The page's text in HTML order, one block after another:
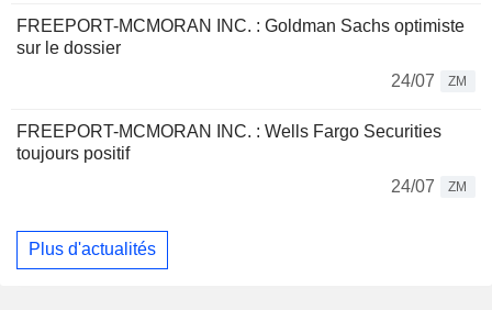
FREEPORT-MCMORAN INC. : Goldman Sachs optimiste
sur le dossier
24/07
ZM
FREEPORT-MCMORAN INC. : Wells Fargo Securities
toujours positif
24/07
ZM
Plus d'actualités